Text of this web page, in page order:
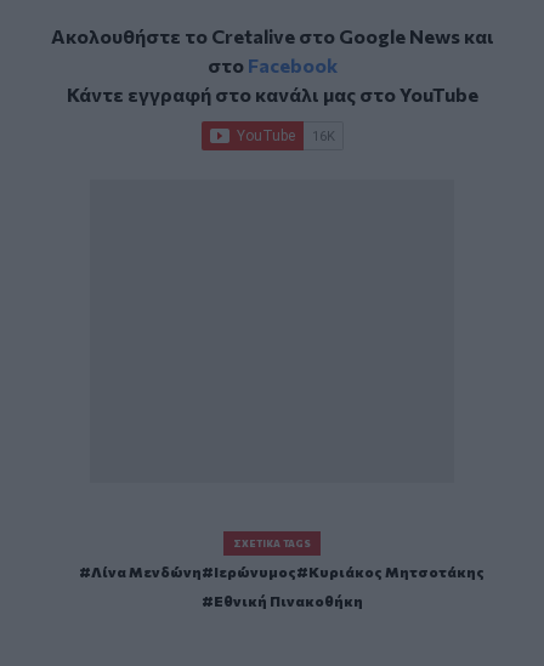
Ακολουθήστε το Cretalive στο Google Newsκαι
στο Facebook
Κάντε εγγραφή στο κανάλι μας στοYouTube
ΣΧΕΤΙΚΆ TAGS
Λίνα Μενδώνη Ιερώνυμος
Κυριάκος Μητσοτάκης
Εθνική Πινακοθήκη